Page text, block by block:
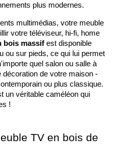
plus modernes.
multimédias, votre meuble
votre téléviseur, hi-fi, home
bois massif est disponible
ou sur pieds, ce qui lui permet
quel salon ou salle à
décoration de votre maison -
ou plus classique.
un véritable caméléon qui
!
TV en bois de